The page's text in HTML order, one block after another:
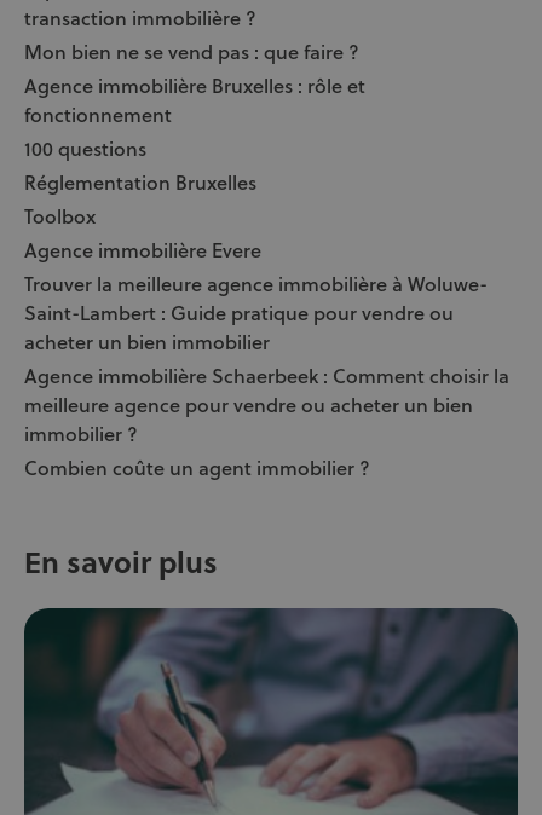
transaction immobilière ?
Mon bien ne se vend pas : que faire ?
Agence immobilière Bruxelles : rôle et
fonctionnement
100 questions
Réglementation Bruxelles
Toolbox
Agence immobilière Evere
Trouver la meilleure agence immobilière à Woluwe-
Saint-Lambert : Guide pratique pour vendre ou
acheter un bien immobilier
Agence immobilière Schaerbeek : Comment choisir la
meilleure agence pour vendre ou acheter un bien
immobilier ?
Combien coûte un agent immobilier ?
En savoir plus